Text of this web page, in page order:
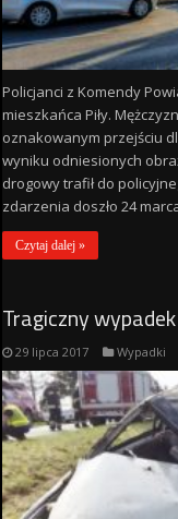
Policjanci z Komendy
mieszkańca Piły.
oznakowanym przejściu
wyniku odniesionych
drogowy trafił do
zdarzenia doszło 24
Czytaj dalej »
Tragiczny
29 lipca 2017 Wypadki